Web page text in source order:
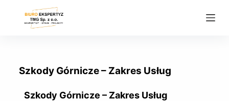
Szkody Górnicze – Zakres Usług
Szkody Górnicze – Zakres Usług